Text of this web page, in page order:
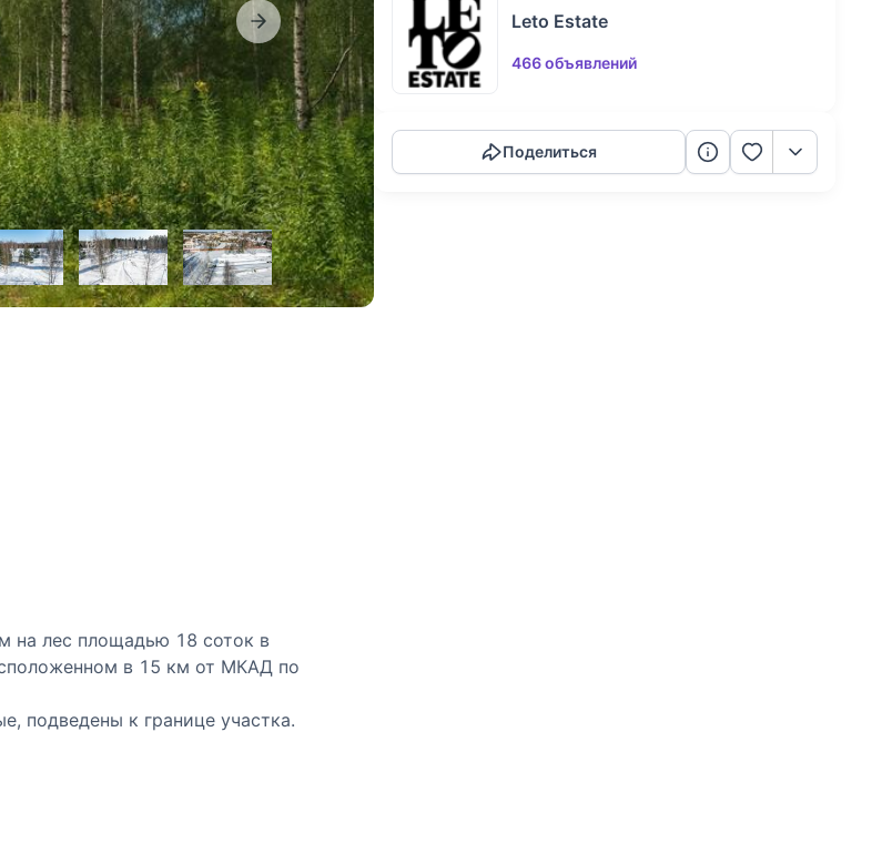
на лес площадью 18 соток в
в 15 км от МКАД по
подведены к границе участка.
11 индивидуальных участков
уютная, приватная атмосфера
Leto Estate
466 объявлений
Поделиться
Скопировать ссылку